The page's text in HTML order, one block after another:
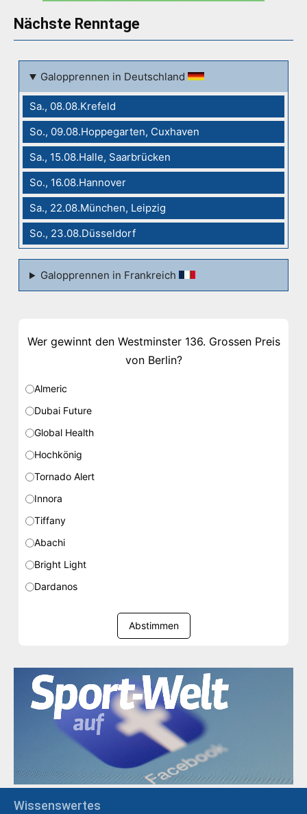
Nächste Renntage
Galopprennen in Deutschland
Sa., 08.08.Krefeld
So., 09.08.Hoppegarten, Cuxhaven
Sa., 15.08.Halle, Saarbrücken
So., 16.08.Hannover
Sa., 22.08.München, Leipzig
So., 23.08.Düsseldorf
Galopprennen in Frankreich
Wer gewinnt den Westminster 136. Grossen Preis
von Berlin?
Almeric
Dubai Future
Global Health
Hochkönig
Tornado Alert
Innora
Tiffany
Abachi
Bright Light
Dardanos
Abstimmen
Wissenswertes